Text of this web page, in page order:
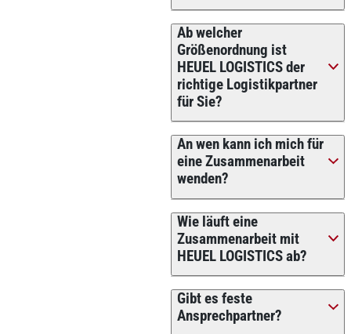
Ab welcher
Größenordnung ist
HEUEL LOGISTICS der
richtige Logistikpartner
für Sie?
An wen kann ich mich für
eine Zusammenarbeit
wenden?
Wie läuft eine
Zusammenarbeit mit
HEUEL LOGISTICS ab?
Gibt es feste
Ansprechpartner?